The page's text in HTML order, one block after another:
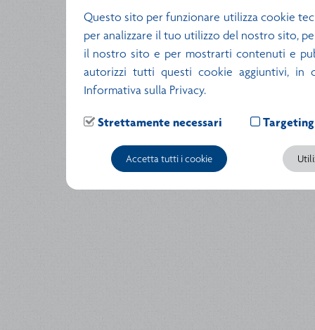
Questo sito per funzionare utilizza cookie
per analizzare il tuo utilizzo del nostro sito,
il nostro sito e per mostrarti contenuti e
autorizzi tutti questi cookie aggiuntivi, in
Informativa sulla Privacy.
Strettamente necessari Targeting
Accetta tutti i cookie